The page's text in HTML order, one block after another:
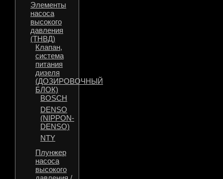
Элементы
насоса
высокого
давления
(ТНВД)
Клапан,
система
питания
дизеля
(ДОЗИРОВОЧНЫЙ
БЛОК)
BOSCH
DENSO
(NIPPON-
DENSO)
NTY
Плунжер
насоса
высокого